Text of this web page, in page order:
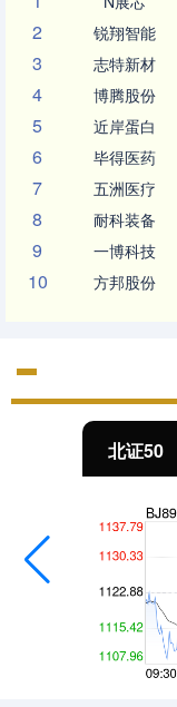
2 锐翔智能
3 志特新材
4 博腾股份
5 近岸蛋白
6 毕得医药
7 五洲医疗
8 耐科装备
9 一博科技
10 方邦股份
北证50